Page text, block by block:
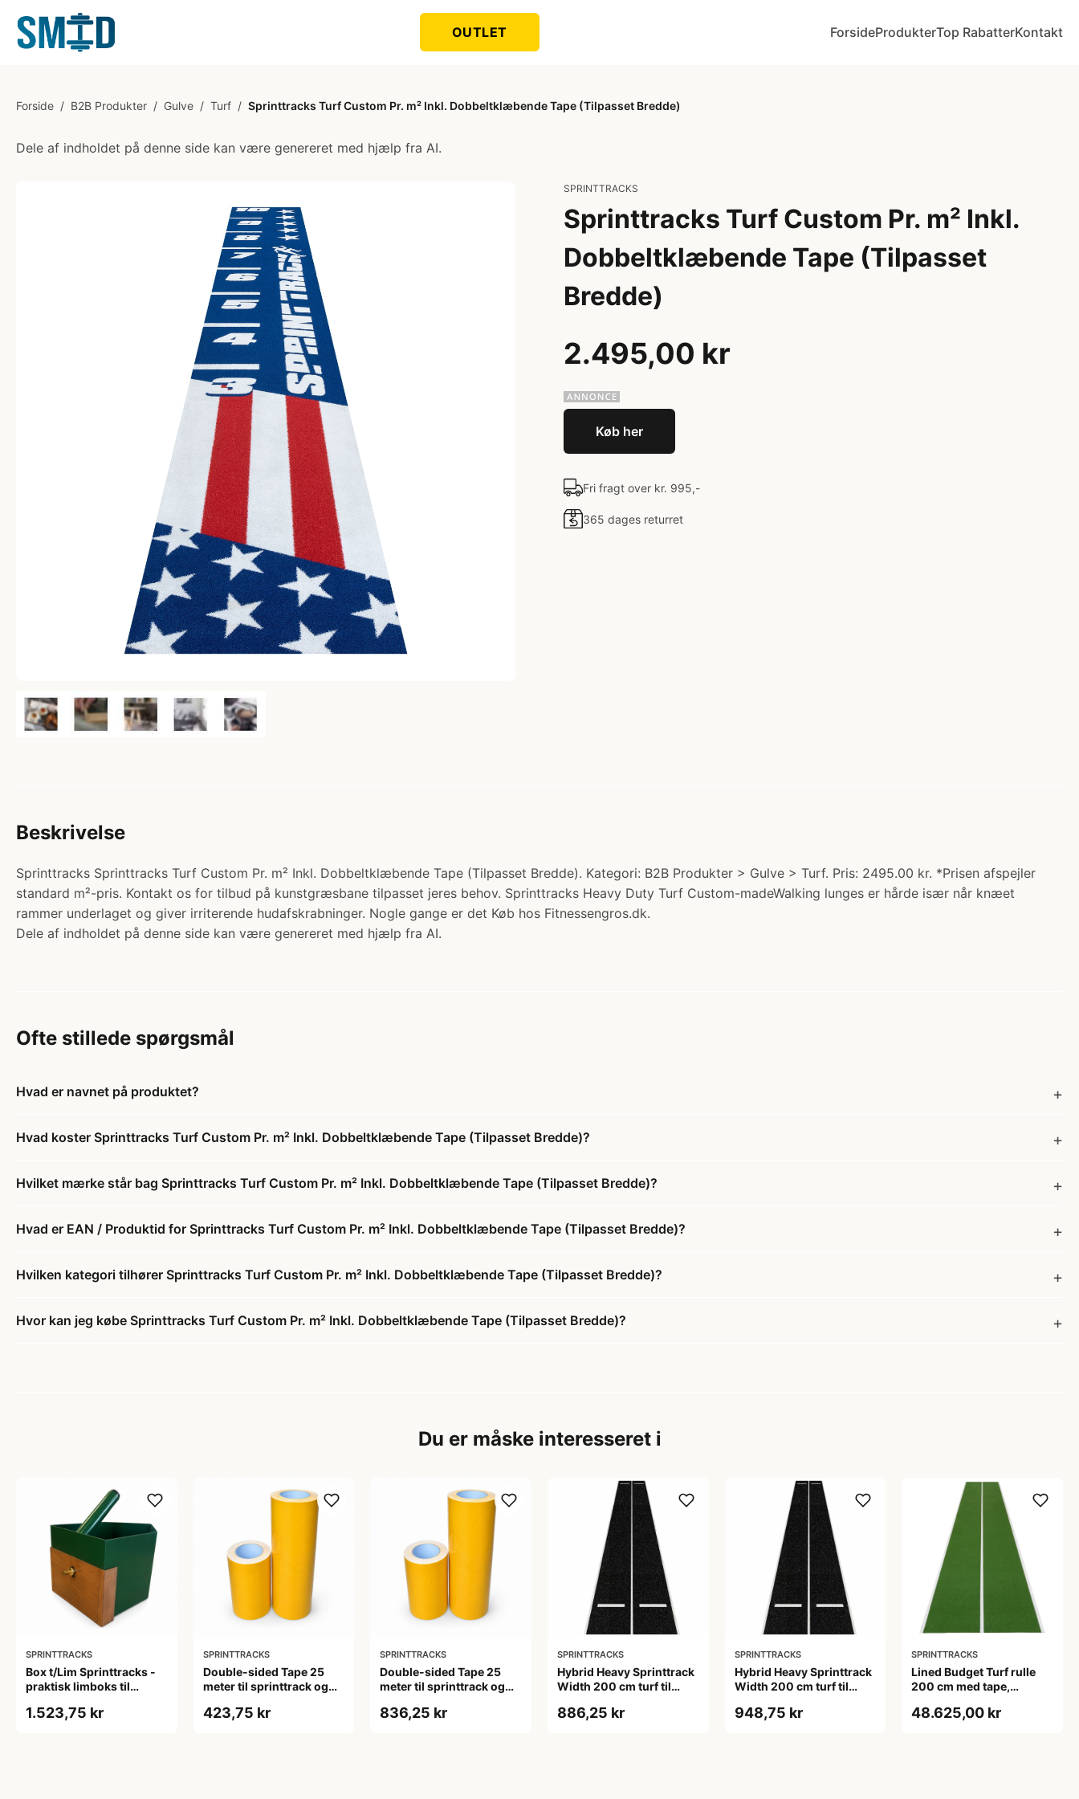
OUTLET ForsideProdukterTop RabatterKontakt
Forside / B2B Produkter / Gulve / Turf / Sprinttracks Turf Custom Pr. m² Inkl. Dobbeltklæbende Tape (Tilpasset Bredde)
Dele af indholdet på denne side kan være genereret med hjælp fra AI.
SPRINTTRACKS
Sprinttracks Turf Custom Pr. m² Inkl.
Dobbeltklæbende Tape (Tilpasset
Bredde)
2.495,00 kr
Køb her
Fri fragt over kr. 995,-
365 dages returret
Beskrivelse
Sprinttracks Sprinttracks Turf Custom Pr. m² Inkl. Dobbeltklæbende Tape (Tilpasset Bredde). Kategori: B2B Produkter > Gulve > Turf. Pris: 2495.00 kr. *Prisen afspejler
standard m²-pris. Kontakt os for tilbud på kunstgræsbane tilpasset jeres behov. Sprinttracks Heavy Duty Turf Custom-madeWalking lunges er hårde især når knæet
rammer underlaget og giver irriterende hudafskrabninger. Nogle gange er det Køb hos Fitnessengros.dk.
Dele af indholdet på denne side kan være genereret med hjælp fra AI.
Ofte stillede spørgsmål
Hvad er navnet på produktet?
Hvad koster Sprinttracks Turf Custom Pr. m² Inkl. Dobbeltklæbende Tape (Tilpasset Bredde)?
Hvilket mærke står bag Sprinttracks Turf Custom Pr. m² Inkl. Dobbeltklæbende Tape (Tilpasset Bredde)?
Hvad er EAN / Produktid for Sprinttracks Turf Custom Pr. m² Inkl. Dobbeltklæbende Tape (Tilpasset Bredde)?
Hvilken kategori tilhører Sprinttracks Turf Custom Pr. m² Inkl. Dobbeltklæbende Tape (Tilpasset Bredde)?
Hvor kan jeg købe Sprinttracks Turf Custom Pr. m² Inkl. Dobbeltklæbende Tape (Tilpasset Bredde)?
Du er måske interesseret i
SPRINTTRACKS
Box t/Lim Sprinttracks -
praktisk limboks til
1.523,75 kr
SPRINTTRACKS
Double-sided Tape 25
meter til sprinttrack og
423,75 kr
SPRINTTRACKS
Double-sided Tape 25
meter til sprinttrack og
836,25 kr
SPRINTTRACKS
Hybrid Heavy Sprinttrack
Width 200 cm turf til
hvide markeringer,
886,25 kr
SPRINTTRACKS
Hybrid Heavy Sprinttrack
Width 200 cm turf til
hvide markeringer,
948,75 kr
SPRINTTRACKS
Lined Budget Turf rulle
200 cm med tape,
48.625,00 kr